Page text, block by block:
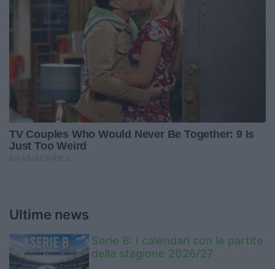
Ultime news
Serie B: I calendari con le partite
della stagione 2026/27